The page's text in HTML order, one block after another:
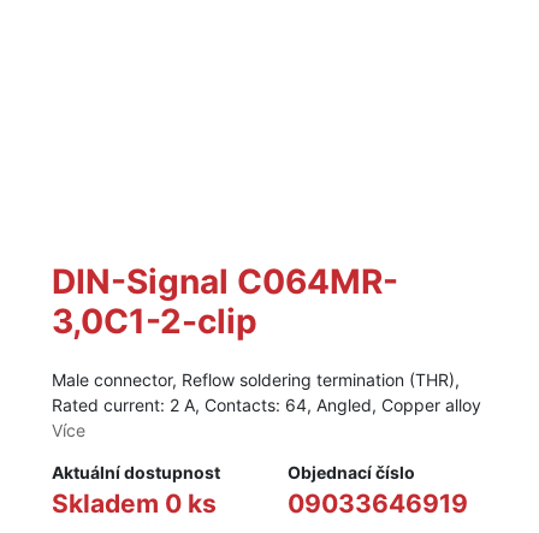
DIN-Signal C064MR-
3,0C1-2-clip
Male connector, Reflow soldering termination (THR),
Rated current: 2 A, Contacts: 64, Angled, Copper alloy
Více
Aktuální dostupnost
Skladem 0 ks
Objednací číslo
09033646919